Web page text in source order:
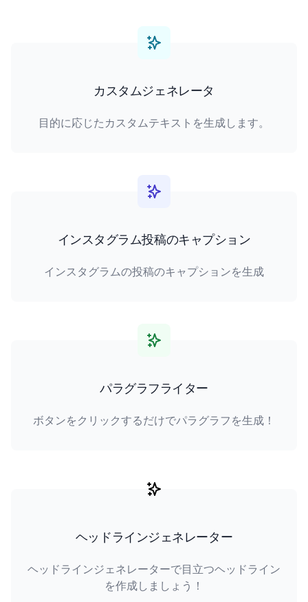
カスタムジェネレータ
目的に応じたカスタムテキストを生成します。
インスタグラム投稿のキャプション
インスタグラムの投稿のキャプションを生成
パラグラフライター
ボタンをクリックするだけでパラグラフを生成！
ヘッドラインジェネレーター
ヘッドラインジェネレーターで目立つヘッドライン
を作成しましょう！